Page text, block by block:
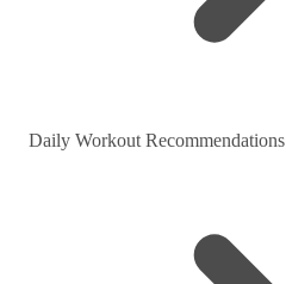
Daily Workout Recommendations